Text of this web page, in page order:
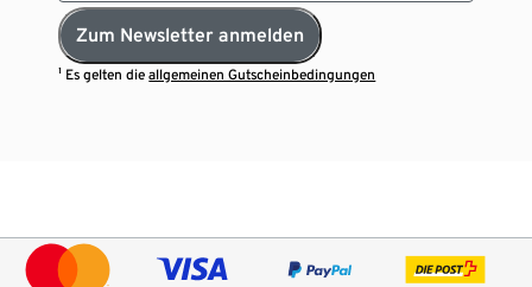
Zum Newsletter anmelden
¹ Es gelten dieallgemeinen Gutscheinbedingungen